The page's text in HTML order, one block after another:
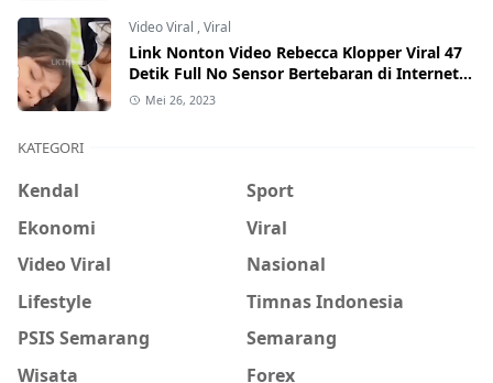
Video Viral ,Viral
Link Nonton Video Rebecca Klopper Viral 47
Detik Full No Sensor Bertebaran di Internet,
Hati-Hati Phising!
Mei 26, 2023
KATEGORI
Kendal
Sport
Ekonomi
Viral
Video Viral
Nasional
Lifestyle
Timnas Indonesia
PSIS Semarang
Semarang
Wisata
Forex